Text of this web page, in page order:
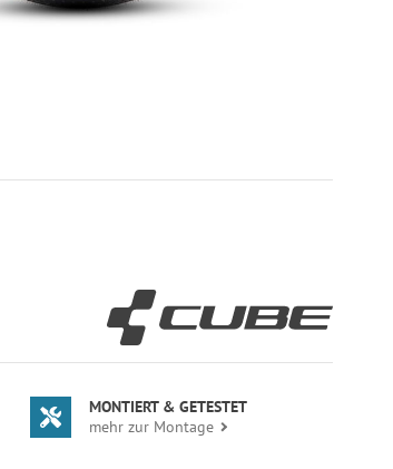
MONTIERT & GETESTET
mehr zur Montage